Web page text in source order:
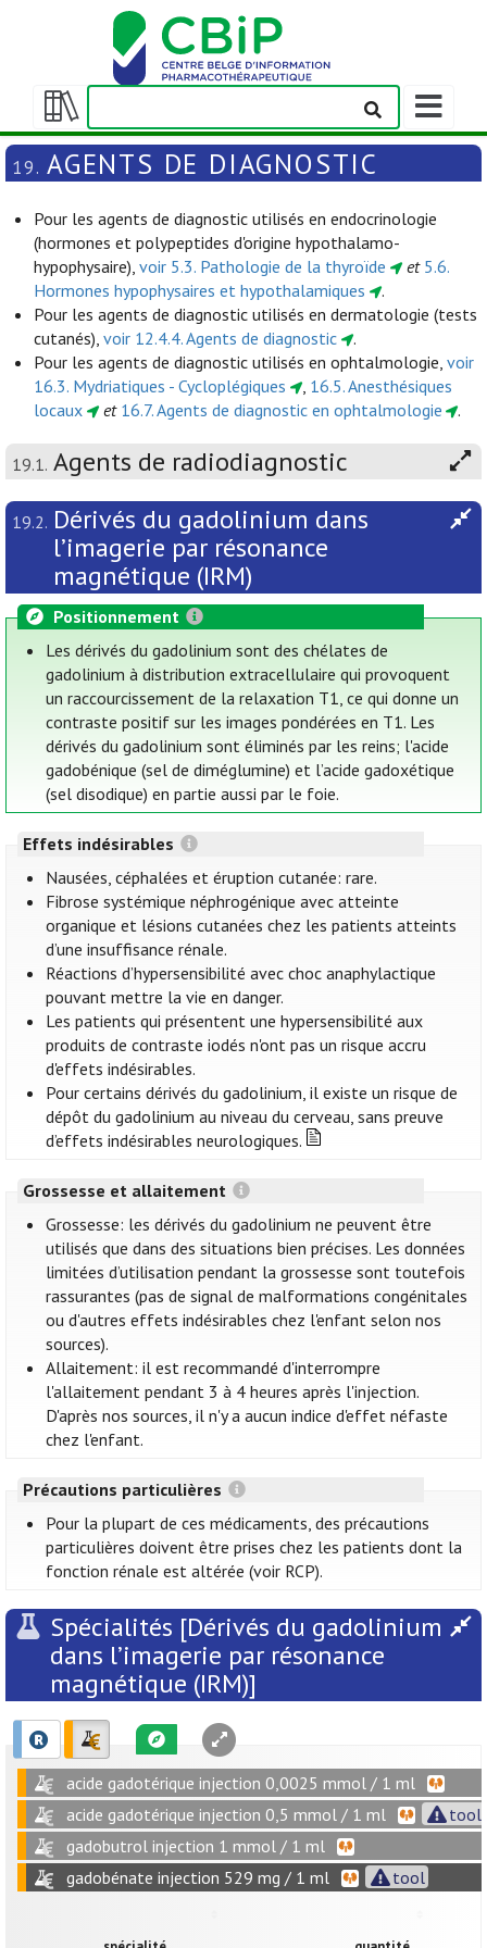
Afficher/masquer
la
table
matières
Afficher/
la
barre
navigation
19. AGENTS DE DIAGNOSTIC
Pour les agents de diagnostic utilisés en endocrinologie
(hormones et polypeptides d'origine hypothalamo-
hypophysaire),voir 5.3. Pathologie de la thyroïde et 5.6.
Hormones hypophysaires et hypothalamiques
.
Pour les agents de diagnostic utilisés en dermatologie (tests
cutanés),voir 12.4.4. Agents de diagnostic
.
Pour les agents de diagnostic utilisés en ophtalmologie,voir
16.3. Mydriatiques - Cycloplégiques
, 16.5. Anesthésiques
locaux
et 16.7. Agents de diagnostic en ophtalmologie .
19.1. Agents de radiodiagnostic
19.2. Dérivés du gadolinium dans
l’imagerie par résonance
magnétique (IRM)
Positionnement
Les dérivés du gadolinium sont des chélates de
gadolinium à distribution extracellulaire qui provoquent
un raccourcissement de la relaxation T1, ce qui donne un
contraste positif sur les images pondérées en T1. Les
dérivés du gadolinium sont éliminés par les reins; l'acide
gadobénique (sel de diméglumine) et l’acide gadoxétique
(sel disodique) en partie aussi par le foie.
Effets indésirables
Nausées, céphalées et éruption cutanée: rare.
Fibrose systémique néphrogénique avec atteinte
organique et lésions cutanées chez les patients atteints
d’une insuffisance rénale.
Réactions d’hypersensibilité avec choc anaphylactique
pouvant mettre la vie en danger.
Les patients qui présentent une hypersensibilité aux
produits de contraste iodés n'ont pas un risque accru
d'effets indésirables.
Pour certains dérivés du gadolinium, il existe un risque de
dépôt du gadolinium au niveau du cerveau, sans preuve
d’effets indésirables neurologiques.
Grossesse et allaitement
Grossesse: les dérivés du gadolinium ne peuvent être
utilisés que dans des situations bien précises. Les données
limitées d’utilisation pendant la grossesse sont toutefois
rassurantes (pas de signal de malformations congénitales
ou d'autres effets indésirables chez l'enfant selon nos
sources).
Allaitement: il est recommandé d'interrompre
l'allaitement pendant 3 à 4 heures après l'injection.
D'après nos sources, il n'y a aucun indice d'effet néfaste
chez l'enfant.
Précautions particulières
Pour la plupart de ces médicaments, des précautions
particulières doivent être prises chez les patients dont la
fonction rénale est altérée (voir RCP).
Spécialités [Dérivés du gadolinium
dans l’imagerie par résonance
magnétique (IRM)]
acide gadotérique injection 0,0025 mmol / 1 ml
acide gadotérique injection 0,5 mmol / 1 ml
tool
gadobutrol injection 1 mmol / 1 ml
gadobénate injection 529 mg / 1 ml
tool